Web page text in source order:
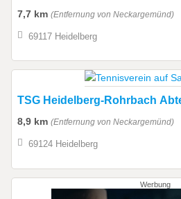
7,7 km (Entfernung von Neckargemünd)
69117 Heidelberg
TSG Heidelberg-Rohrbach
8,9 km (Entfernung von Neckargemünd)
69124 Heidelberg
Werbung